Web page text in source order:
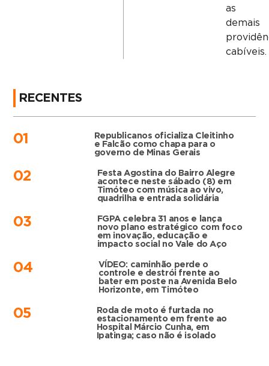
as
demais
cabíveis.
RECENTES
01
Republicanos oficializa Cleitinho
e Falcão como chapa para o
governo de Minas Gerais
02
Festa Agostina do Bairro Alegre
acontece neste sábado (8) em
Timóteo com música ao vivo,
quadrilha e entrada solidária
03
FGPA celebra 31 anos e lança
novo plano estratégico com foco
em inovação, educação e
impacto social no Vale do Aço
04
VÍDEO: caminhão perde o
controle e destrói frente ao
bater em poste na Avenida Belo
Horizonte, em Timóteo
05
Roda de moto é furtada no
estacionamento em frente ao
Hospital Márcio Cunha, em
Ipatinga; caso não é isolado